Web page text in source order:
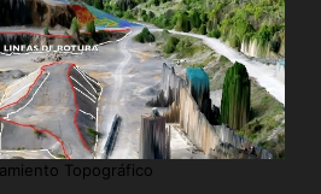
Topográfico